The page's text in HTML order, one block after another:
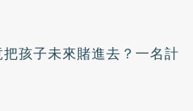
孩子未來賭進去？一名計